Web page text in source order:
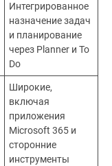
Интегрированное
назначение задач
и планирование
через Planner и To
Do
Широкие,
включая
приложения
Microsoft 365 и
сторонние
инструменты